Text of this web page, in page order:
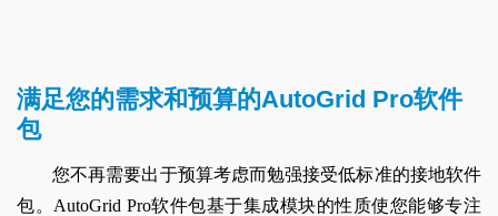
满足您的需求和预算的AutoGrid Pro软件
包
您不再需要出于预算考虑而勉强接受低标准的接地软件
包。AutoGrid Pro软件包基于集成模块的性质使您能够专注